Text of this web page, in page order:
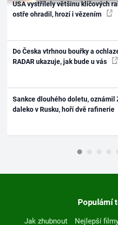
USA vystřílely většinu klíčových
ostře ohradil, hrozí i vězením
Do Česka vtrhnou bouřky a
RADAR ukazuje, jak bude u vás
Sankce dlouhého doletu,
daleko v Rusku, hoří dvě rafinerie
Populární
Jak zhubnout Nejlepší